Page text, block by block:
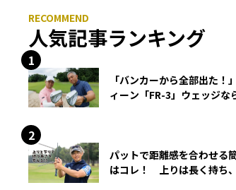
人気記事ランキング
「バンカーから全部出た！
ィーン「FR-3」ウェッジな
パットで距離感を合わせる
はコレ！ 上りは長く持ち